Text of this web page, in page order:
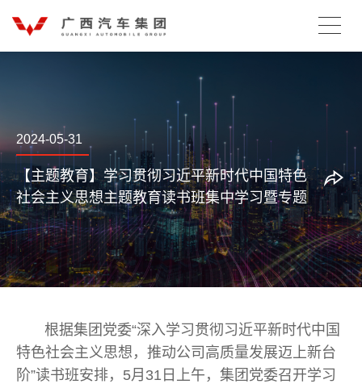
2024-05-31
【主题教育】学习贯彻习近平新时代中国特色
社会主义思想主题教育读书班集中学习暨专题
研讨
根据集团党委“深入学习贯彻习近平新时代中国
特色社会主义思想，推动公司高质量发展迈上新台
阶”读书班安排，5月31日上午，集团党委召开学习